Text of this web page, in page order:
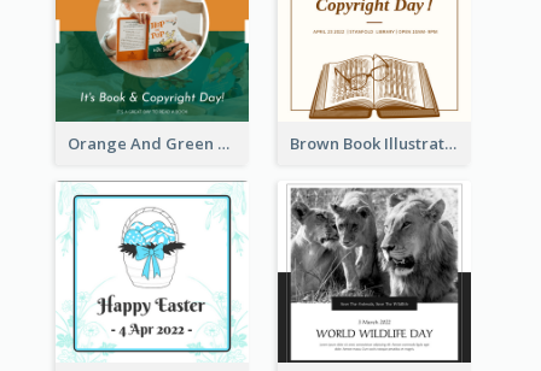
Orange And Green Photo Book And Copyright Day Instagram Post Brown Book Illustration Book And Copyright Day Instagram Post